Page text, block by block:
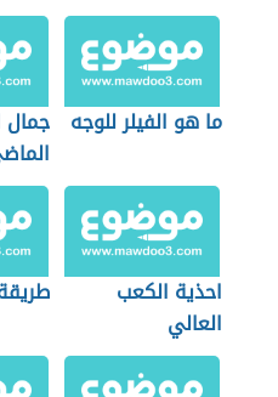
ما هو الفيلر للوجه جمال
احذية الكعب
العالي